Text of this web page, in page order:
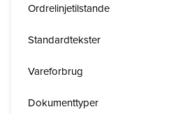
Ordrelinjetilstande
Standardtekster
Vareforbrug
Dokumenttyper